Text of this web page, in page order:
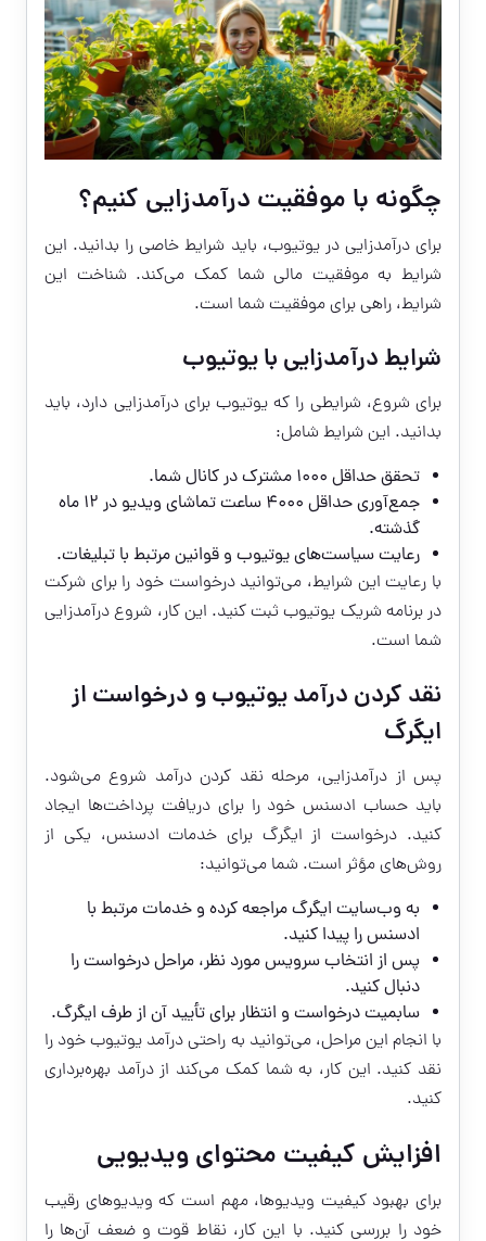
چگونه با موفقیت درآمدزایی کنیم؟
برای درآمدزایی در یوتیوب، باید شرایط خاصی را بدانید. این
شرایط به موفقیت مالی شما کمک می‌کند. شناخت این
شرایط، راهی برای موفقیت شما است.
شرایط درآمدزایی با یوتیوب
برای شروع، شرایطی را که یوتیوب برای درآمدزایی دارد، باید
بدانید. این شرایط شامل:
تحقق حداقل 1000 مشترک در کانال شما.
جمع‌آوری حداقل 4000 ساعت تماشای ویدیو در 12 ماه
گذشته.
رعایت سیاست‌های یوتیوب و قوانین مرتبط با تبلیغات.
با رعایت این شرایط، می‌توانید درخواست خود را برای شرکت
در برنامه شریک یوتیوب ثبت کنید. این کار، شروع درآمدزایی
شما است.
نقد کردن درآمد یوتیوب و درخواست از
ایگرگ
پس از درآمدزایی، مرحله نقد کردن درآمد شروع می‌شود.
باید حساب ادسنس خود را برای دریافت پرداخت‌ها ایجاد
کنید. درخواست از ایگرگ برای خدمات ادسنس، یکی از
روش‌های مؤثر است. شما می‌توانید:
به وب‌سایت ایگرگ مراجعه کرده و خدمات مرتبط با
ادسنس را پیدا کنید.
پس از انتخاب سرویس مورد نظر، مراحل درخواست را
دنبال کنید.
سابمیت درخواست و انتظار برای تأیید آن از طرف ایگرگ.
با انجام این مراحل، می‌توانید به راحتی درآمد یوتیوب خود را
نقد کنید. این کار، به شما کمک می‌کند از درآمد بهره‌برداری
کنید.
افزایش کیفیت محتوای ویدیویی
برای بهبود کیفیت ویدیوها، مهم است که ویدیوهای رقیب
خود را بررسی کنید. با این کار، نقاط قوت و ضعف آن‌ها را